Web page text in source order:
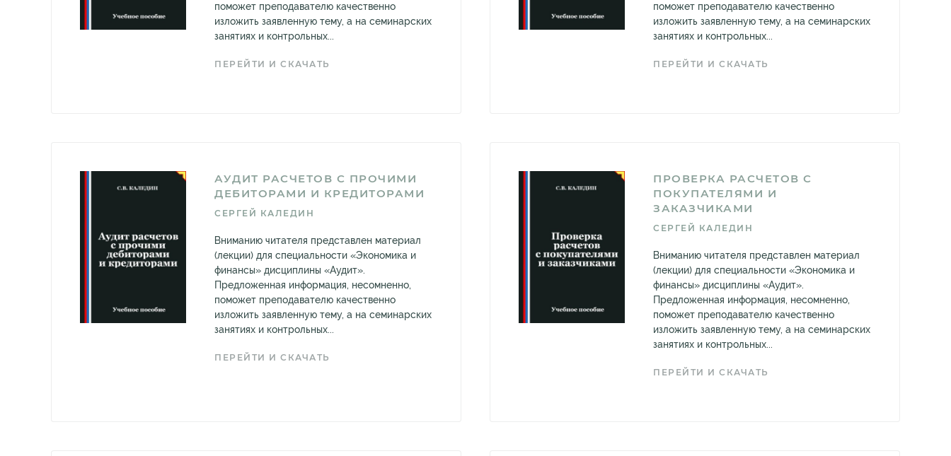
поможет преподавателю качественно
изложить заявленную тему, а на семинарских
занятиях и контрольных...
ПЕРЕЙТИ И СКАЧАТЬ
поможет преподавателю качественно
изложить заявленную тему, а на семинарских
занятиях и контрольных...
ПЕРЕЙТИ И СКАЧАТЬ
АУДИТ РАСЧЕТОВ С ПРОЧИМИ
ДЕБИТОРАМИ И КРЕДИТОРАМИ
СЕРГЕЙ КАЛЕДИН
Вниманию читателя представлен материал
(лекции) для специальности «Экономика и
финансы» дисциплины «Аудит».
Предложенная информация, несомненно,
поможет преподавателю качественно
изложить заявленную тему, а на семинарских
занятиях и контрольных...
ПЕРЕЙТИ И СКАЧАТЬ
ПРОВЕРКА РАСЧЕТОВ С
ПОКУПАТЕЛЯМИ И
ЗАКАЗЧИКАМИ
СЕРГЕЙ КАЛЕДИН
Вниманию читателя представлен материал
(лекции) для специальности «Экономика и
финансы» дисциплины «Аудит».
Предложенная информация, несомненно,
поможет преподавателю качественно
изложить заявленную тему, а на семинарских
занятиях и контрольных...
ПЕРЕЙТИ И СКАЧАТЬ